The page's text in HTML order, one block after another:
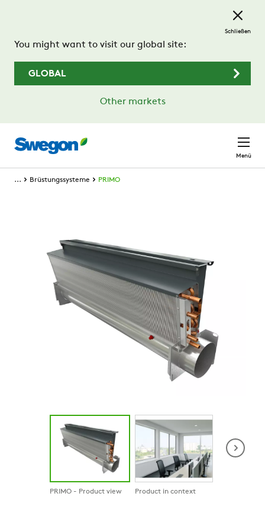
You might want to visit our global site:
GLOBAL
Other markets
Schließen
Menü
... Brüstungssysteme PRIMO
PRIMO - Product view Product in context